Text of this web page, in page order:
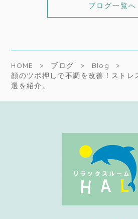
ブログ一覧へ
HOME ブログ
Blog
顔のツボ押しで不調を改善！ストレ
選を紹介。